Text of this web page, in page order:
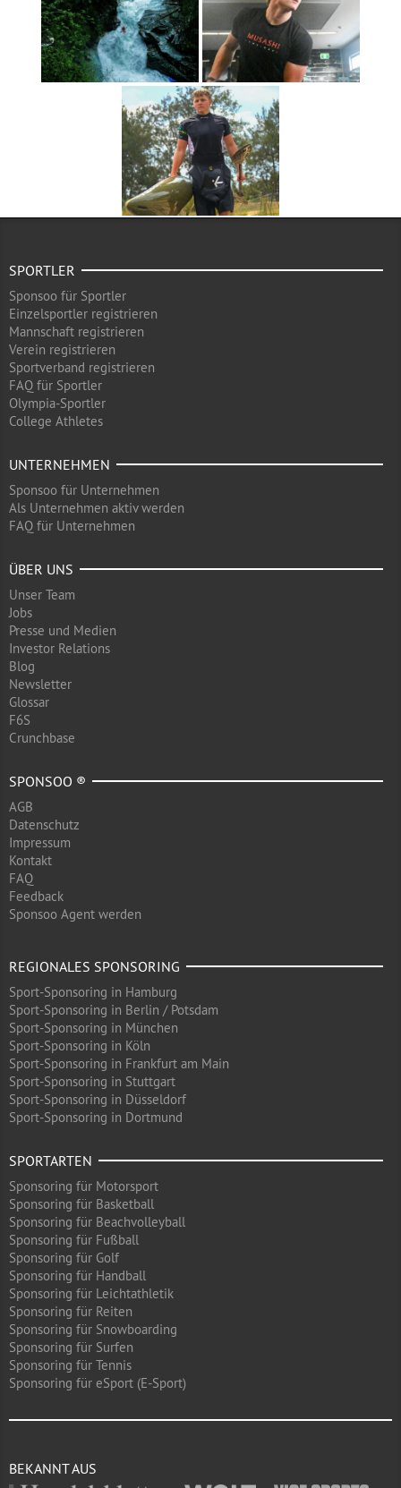
SPORTLER
Sponsoo für Sportler
Einzelsportler registrieren
Mannschaft registrieren
Verein registrieren
Sportverband registrieren
FAQ für Sportler
Olympia-Sportler
College Athletes
UNTERNEHMEN
Sponsoo für Unternehmen
Als Unternehmen aktiv werden
FAQ für Unternehmen
ÜBER UNS
Unser Team
Jobs
Presse und Medien
Investor Relations
Blog
Newsletter
Glossar
F6S
Crunchbase
SPONSOO ®
AGB
Datenschutz
Impressum
Kontakt
FAQ
Feedback
Sponsoo Agent werden
REGIONALES SPONSORING
Sport-Sponsoring in Hamburg
Sport-Sponsoring in Berlin / Potsdam
Sport-Sponsoring in München
Sport-Sponsoring in Köln
Sport-Sponsoring in Frankfurt am Main
Sport-Sponsoring in Stuttgart
Sport-Sponsoring in Düsseldorf
Sport-Sponsoring in Dortmund
SPORTARTEN
Sponsoring für Motorsport
Sponsoring für Basketball
Sponsoring für Beachvolleyball
Sponsoring für Fußball
Sponsoring für Golf
Sponsoring für Handball
Sponsoring für Leichtathletik
Sponsoring für Reiten
Sponsoring für Snowboarding
Sponsoring für Surfen
Sponsoring für Tennis
Sponsoring für eSport (E-Sport)
BEKANNT AUS